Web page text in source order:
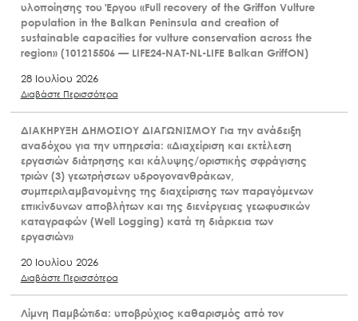
υλοποίησης του Έργου «Full recovery of the Griffon Vulture
population in the Balkan Peninsula and creation of
sustainable capacities for vulture conservation across the
region» (101215506 — LIFE24-NAT-NL-LIFE Balkan GriffON)
28 Ιουλίου 2026
Διαβάστε Περισσότερα
ΔΙΑΚΗΡΥΞΗ ΔΗΜΟΣΙΟΥ ΔΙΑΓΩΝΙΣΜΟΥ Για την ανάδειξη
αναδόχου για την υπηρεσία: «Διαχείριση και εκτέλεση
εργασιών διάτρησης και κάλυψης/οριστικής σφράγισης
τριών (3) γεωτρήσεων υδρογονανθράκων,
συμπεριλαμβανομένης της διαχείρισης των παραγόμενων
επικίνδυνων αποβλήτων και της διενέργειας γεωφυσικών
καταγραφών (Well Logging) κατά τη διάρκεια των
εργασιών»
20 Ιουλίου 2026
Διαβάστε Περισσότερα
Λίμνη Παμβώτιδα: υποβρύχιος καθαρισμός από τον